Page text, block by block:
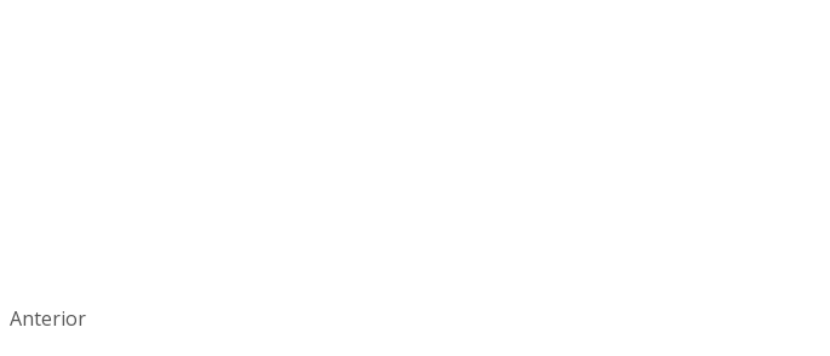
Anterior